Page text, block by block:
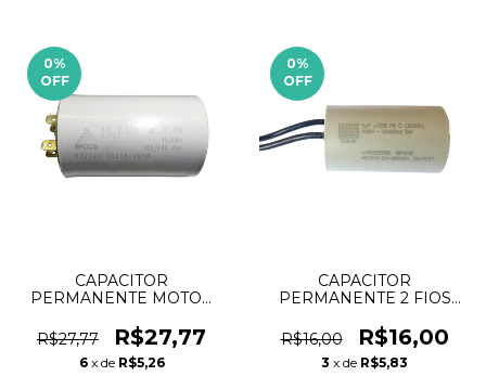
0%
OFF
CAPACITOR
PERMANENTE MOTOR
R$27,77
R$27,77
6 x de R$5,26
0%
OFF
CAPACITOR
PERMANENTE 2 FIOS
VENTILADOR
R$16,00 R$16,00
3 x de R$5,83